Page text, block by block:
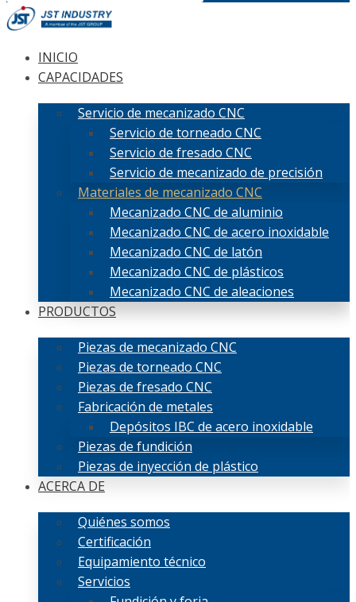
INICIO
CAPACIDADES
Servicio de mecanizado CNC
Servicio de torneado CNC
Servicio de fresado CNC
Servicio de mecanizado de precisión
Materiales de mecanizado CNC
Mecanizado CNC de aluminio
Mecanizado CNC de acero inoxidable
Mecanizado CNC de latón
Mecanizado CNC de plásticos
Mecanizado CNC de aleaciones
PRODUCTOS
Piezas de mecanizado CNC
Piezas de torneado CNC
Piezas de fresado CNC
Fabricación de metales
Depósitos IBC de acero inoxidable
Piezas de fundición
Piezas de inyección de plástico
ACERCA DE
Quiénes somos
Certificación
Equipamiento técnico
Servicios